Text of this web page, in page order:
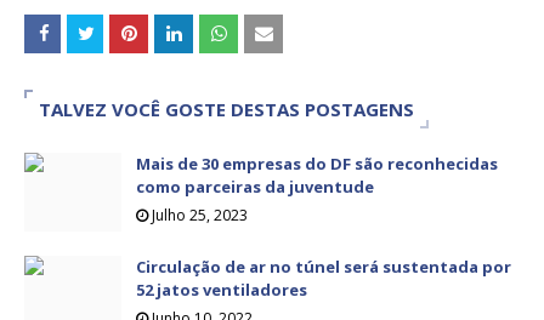
TALVEZ VOCÊ GOSTE DESTAS POSTAGENS
Mais de 30 empresas do DF são reconhecidas
como parceiras da juventude
Julho 25, 2023
Circulação de ar no túnel será sustentada por
52 jatos ventiladores